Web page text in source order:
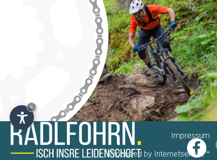
Impressum
|
Produced by Internetservice™
×